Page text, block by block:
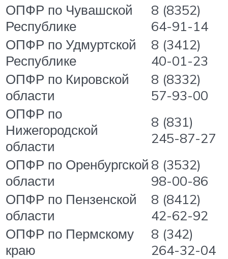
ОПФР по Чувашской
Республике
8 (8352)
64-91-14
ОПФР по Удмуртской
Республике
8 (3412)
40-01-23
ОПФР по Кировской
области
8 (8332)
57-93-00
ОПФР по
Нижегородской
области
8 (831)
245-87-27
ОПФР по Оренбургской
области
8 (3532)
98-00-86
ОПФР по Пензенской
области
8 (8412)
42-62-92
ОПФР по Пермскому
краю
8 (342)
264-32-04